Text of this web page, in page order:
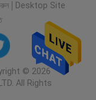
Desktop Site
© 2026
All Rights